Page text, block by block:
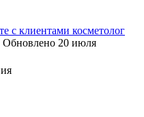
с клиентами косметолог
Обновлено 20 июля